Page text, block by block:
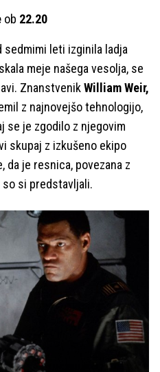
ob 22.20
sedmimi leti izginila ladja
meje našega vesolja, se
ZnanstvenikWilliam Weir,
z najnovejšo tehnologijo,
se je zgodilo z njegovim
skupaj z izkušeno ekipo
da je resnica, povezana z
so si predstavljali.